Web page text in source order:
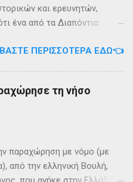
και ερευνητών,
ένα από τα Διαπόντια
Ωγυγία ή «Νησί της
των Διαποντίων Νήσων
κατά την αρχαιότητα οι
Καλυψώς - Οθωνοί Η
της Καλυψώς, νοτιοδυτικοί
ΠΕΡΙΣΣΌΤΕΡΑ ΕΔΏ👈
τη νήσο
παραχώρηση με νόμο (με
από την ελληνική Βουλή,